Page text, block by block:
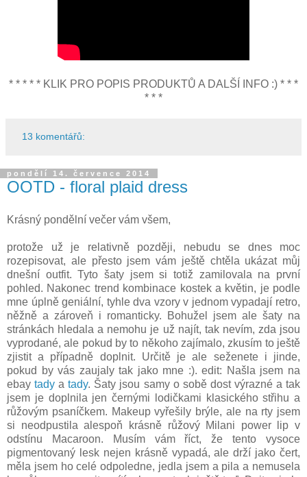
* * * * * KLIK PRO POPIS PRODUKTŮ A DALŠÍ INFO :) * * *
* * *
13 komentářů:
pondělí 14. července 2014
OOTD - floral plaid dress
Krásný pondělní večer vám všem,
protože už je relativně později, nebudu se dnes moc
rozepisovat, ale přesto jsem vám ještě chtěla ukázat můj
dnešní outfit. Tyto šaty jsem si totiž zamilovala na první
pohled. Nakonec trend kombinace kostek a květin, je podle
mne úplně geniální, tyhle dva vzory v jednom vypadají retro,
něžně a zároveň i romanticky. Bohužel jsem ale šaty na
stránkách hledala a nemohu je už najít, tak nevím, zda jsou
vyprodané, ale pokud by to někoho zajímalo, zkusím to ještě
zjistit a případně doplnit. Určitě je ale seženete i jinde,
pokud by vás zaujaly tak jako mne :). edit: Našla jsem na
ebaytady atady. Šaty jsou samy o sobě dost výrazné a tak
jsem je doplnila jen černými lodičkami klasického střihu a
růžovým psaníčkem. Makeup vyřešily brýle, ale na rty jsem
si neodpustila alespoň krásně růžový Milani power lip v
odstínu Macaroon. Musím vám říct, že tento vysoce
pigmentovaný lesk nejen krásně vypadá, ale drží jako čert,
měla jsem ho celé odpoledne, jedla jsem a pila a nemusela